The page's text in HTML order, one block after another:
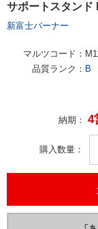
サポートスタンド
新富士バーナー
マルツコード：
品質ランク： B
納期： 4
購入数量